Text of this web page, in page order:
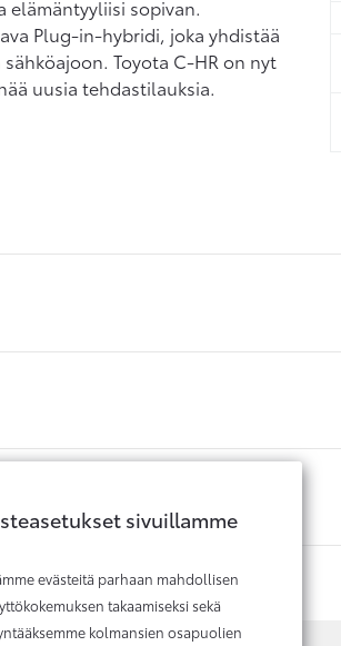
elämäntyyliisi sopivan.
Plug-in-hybridi, joka yhdistää
Toyota C-HR on nyt
uusia tehdastilauksia.
sivuillamme
evästeitä parhaan mahdollisen
takaamiseksi sekä
kolmansien osapuolien